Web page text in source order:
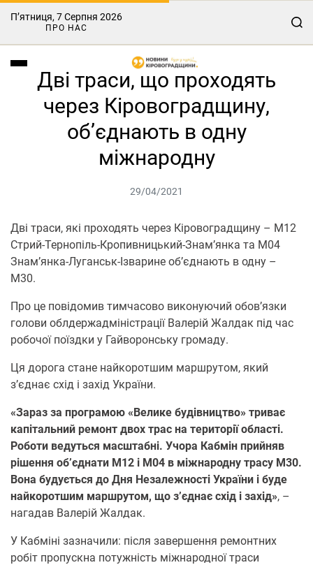
П’ятниця, 7 Серпня 2026
ПРО НАС
Дві траси, що проходять
через Кіровоградщину,
об’єднають в одну
міжнародну
29/04/2021
Дві траси, які проходять через Кіровоградщину – М12
Стрий-Тернопіль-Кропивницький-Знам’янка та М04
Знам’янка-Луганськ-Ізварине об’єднають в одну –
М30.
Про це повідомив тимчасово виконуючий обов’язки
голови облдержадміністрації Валерій Жалдак під час
робочої поїздки у Гайворонську громаду.
Ця дорога стане найкоротшим маршрутом, який
з’єднає схід і захід України.
«Зараз за програмою «Велике будівництво» триває
капітальний ремонт двох трас на території області.
Роботи ведуться масштабні. Учора Кабмін прийняв
рішення об’єднати М12 і М04 в міжнародну трасу М30.
Вона будується до Дня Незалежності України і буде
найкоротшим маршрутом, що з’єднає схід і захід», –
нагадав Валерій Жалдак.
У Кабміні зазначили: після завершення ремонтних
робіт пропускна потужність міжнародної траси